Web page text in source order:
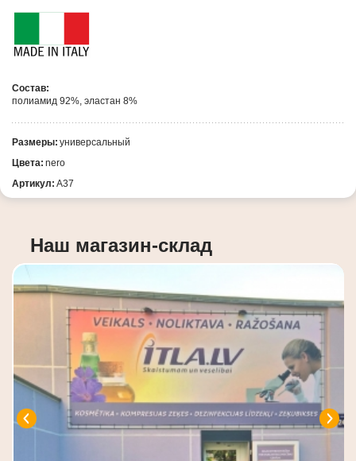
Состав:
полиамид 92%, эластан 8%
Размеры: универсальный
Цвета: nero
Артикул: А37
Наш магазин-склад